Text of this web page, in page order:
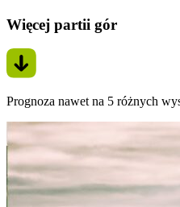
Więcej partii gór
Prognoza nawet na 5 różnych